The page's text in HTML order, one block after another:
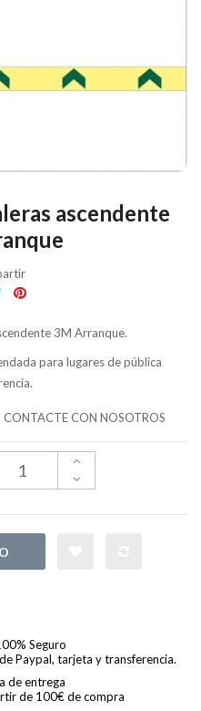
ascendente
3M Arranque.
para lugares de pública
CONTACTE CON NOSOTROS
Seguro
Paypal, tarjeta y transferencia.
de entrega
de 100€ de compra